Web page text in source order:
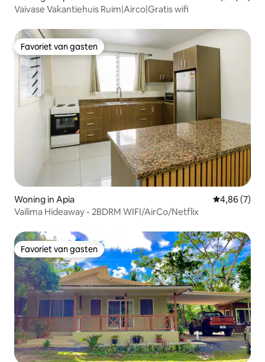
Vaivase Vakantiehuis Ruim|Airco|Gratis wifi
Favoriet van gasten
Favoriet van gasten
Woning in Apia Gemiddelde
4,86 (7)
Vailima Hideaway - 2BDRM WIFI/AirCo/Netflix
Favoriet van gasten
Favoriet van gasten